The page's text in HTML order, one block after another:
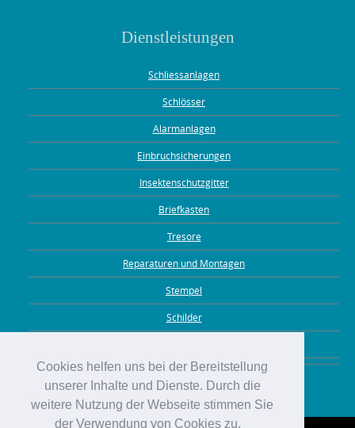
Cookies helfen uns bei der Bereitstellung
unserer Inhalte und Dienste. Durch die
weitere Nutzung der Webseite stimmen Sie
der Verwendung von Cookies zu.
Dienstleistungen
Schliessanlagen
Schlösser
Alarmanlagen
Einbruchsicherungen
Insektenschutzgitter
Briefkasten
Tresore
Reparaturen und Montagen
Stempel
Schilder